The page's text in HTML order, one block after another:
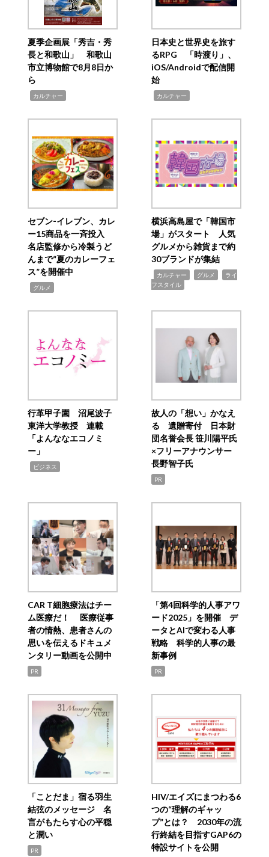
夏季企画展「秀吉・秀
長と和歌山」 和歌山
市立博物館で8月8日か
ら
カルチャー
日本史と世界史を旅す
るRPG 「時渡り」、
iOS/Androidで配信開
始
カルチャー
セブン‐イレブン、カレ
ー15商品を一斉投入
名店監修から冷製うど
んまで“夏のカレーフェ
ス”を開催中
グルメ
横浜高島屋で「韓国市
場」がスタート 人気
グルメから雑貨まで約
30ブランドが集結
カルチャー グルメ
ライ
フスタイル
行革甲子園 沼尾波子
東洋大学教授 連載
「よんななエコノミ
ー」
ビジネス
故人の「想い」かなえ
る 遺贈寄付 日本財
団名誉会長 笹川陽平氏
×フリーアナウンサー
長野智子氏
PR
CAR T細胞療法はチー
ム医療だ！ 医療従事
者の情熱、患者さんの
思いを伝えるドキュメ
ンタリー動画を公開中
PR
「第4回科学的人事アワ
ード2025」を開催 デ
ータとAIで変わる人事
戦略 科学的人事の最
新事例
PR
「ことだま」宿る羽生
結弦のメッセージ 名
言がもたらす心の平穏
と潤い
PR
HIV/エイズにまつわる6
つの“理解のギャッ
プ”とは？ 2030年の流
行終結を目指すGAP6の
特設サイトを公開